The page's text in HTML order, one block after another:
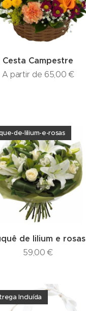
Cesta Campestre
A partir de 65,00 €
de lilium e rosas
de-lilium-e-rosas
59,00 €
Incluída